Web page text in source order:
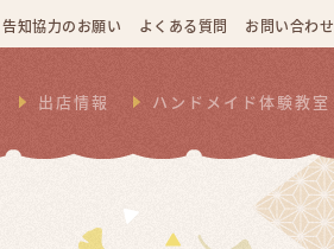
告知協力のお願い よくある質問 お問い合わせ
出店情報 ハンドメイド体験教室